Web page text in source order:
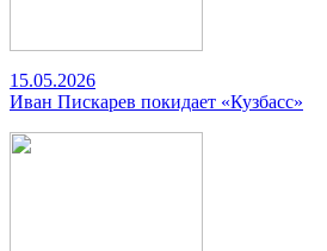
15.05.2026
Иван Пискарев покидает «Кузбасс»